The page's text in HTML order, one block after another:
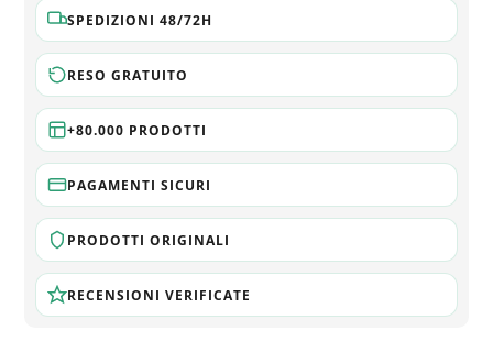
SPEDIZIONI 48/72H
RESO GRATUITO
+80.000 PRODOTTI
PAGAMENTI SICURI
PRODOTTI ORIGINALI
RECENSIONI VERIFICATE